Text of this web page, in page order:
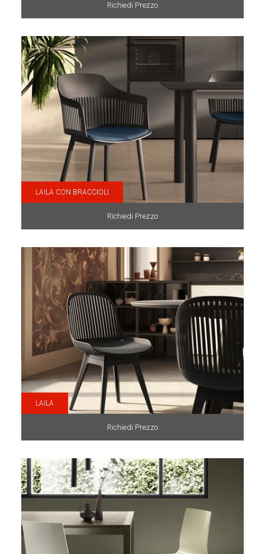
Richiedi Prezzo
LAILA CON BRACCIOLI
Richiedi Prezzo
LAILA
Richiedi Prezzo